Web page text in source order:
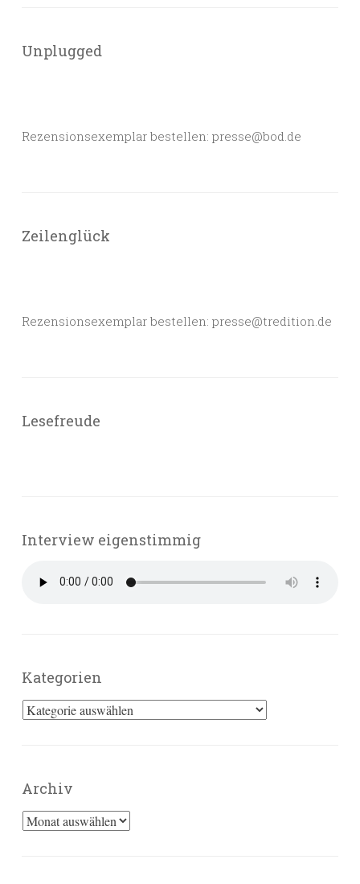
Unplugged
Rezensionsexemplar bestellen: presse@bod.de
Zeilenglück
Rezensionsexemplar bestellen: presse@tredition.de
Lesefreude
Interview eigenstimmig
Kategorien
Kategorien
Archiv
Archiv